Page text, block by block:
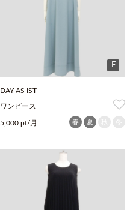
F
DAY AS IST
ワンピース
5,000 pt/月 春 夏